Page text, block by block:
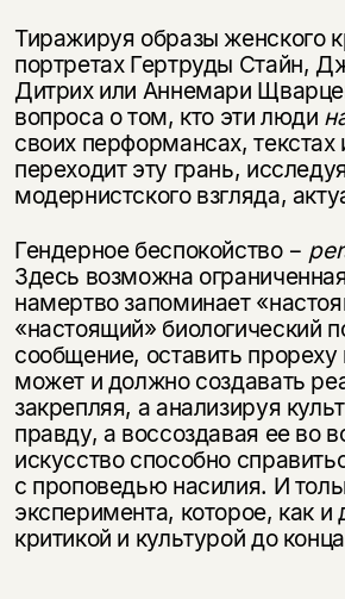
Тиражируя образы женского
портретах Гертруды Стайн,
Дитрих или Аннемари
вопроса о том, кто эти люди
своих перформансах,
переходит эту грань,
модернистского взгляда,
Гендерное беспокойство −
Здесь возможна
намертво запоминает
«настоящий» биологический
сообщение, оставить
может и должно создавать
закрепляя, а анализируя
правду, а воссоздавая ее во
искусство способно
с проповедью насилия. И
эксперимента, которое, как
критикой и культурой до